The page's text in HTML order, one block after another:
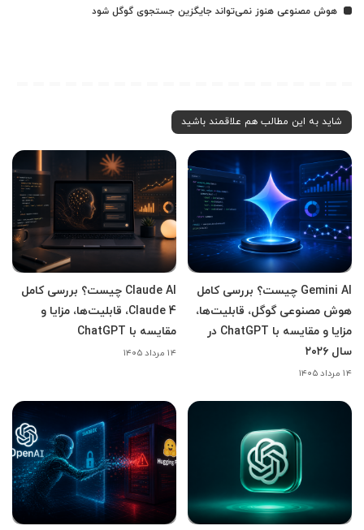
هوش مصنوعی هنوز نمی‌تواند جایگزین جستجوی گوگل شود
شاید به این مطالب هم علاقمند باشید
Gemini AI چیست؟ بررسی کامل
هوش مصنوعی گوگل، قابلیت‌ها،
مزایا و مقایسه با ChatGPT در
سال ۲۰۲۶
۱۴ مرداد ۱۴۰۵
Claude AI چیست؟ بررسی کامل
Claude 4، قابلیت‌ها، مزایا و
مقایسه با ChatGPT
۱۴ مرداد ۱۴۰۵